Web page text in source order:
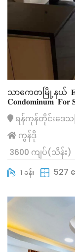
သာကေတမြို့နယ်
𝐂𝐨𝐧𝐝𝐨𝐦𝐢𝐧𝐮𝐦 𝐅𝐨𝐫
ရန်ကုန်တိုင်းဒေ
ကွန်ဒို
3600 ကျပ်(သိန်း)
1 ခန်း 527